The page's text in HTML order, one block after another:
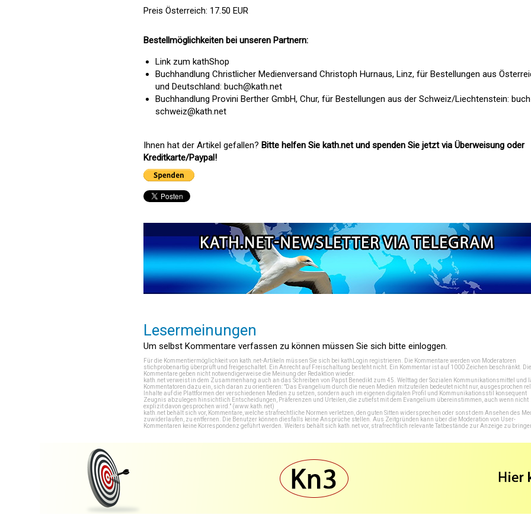
Preis Österreich: 17.50 EUR
Bestellmöglichkeiten bei unseren Partnern:
Link zum kathShop
Buchhandlung Christlicher Medienversand Christoph Hurnaus, Linz, für Bestellungen aus
und Deutschland: buch@kath.net
Buchhandlung Provini Berther GmbH, Chur, für Bestellungen aus der Schweiz/Liechtenstein:
schweiz@kath.net
Ihnen hat der Artikel gefallen? Bitte helfen Sie kath.net und spenden Sie jetzt via Überweisung oder
Kreditkarte/Paypal!
Lesermeinungen
Um selbst Kommentare verfassen zu können müssen Sie sich bitte einloggen.
Für die Kommentiermöglichkeit von kath.net-Artikeln müssen Sie sich bei kathLogin registrieren . Die Kommentare werden von Moderatoren
stichprobenartig überprüft und freigeschaltet. Ein Anrecht auf Freischaltung besteht nicht. Ein Kommentar ist auf 1000 Zeichen beschränkt. Die
Kommentare geben nicht notwendigerweise die Meinung der Redaktion wieder.
kath.net verweist in dem Zusammenhang auch an das Schreiben von Papst Benedikt zum 45. Welttag der Sozialen Kommunikationsmittel und
Kommentatoren dazu ein, sich daran zu orientieren: "Das Evangelium durch die neuen Medien mitzuteilen bedeutet nicht nur, ausgesprochen
Inhalte auf die Plattformen der verschiedenen Medien zu setzen, sondern auch im eigenen digitalen Profil und Kommunikationsstil konsequent
Zeugnis abzulegen hinsichtlich Entscheidungen, Präferenzen und Urteilen, die zutiefst mit dem Evangelium übereinstimmen, auch wenn nicht
explizit davon gesprochen wird." (www.kath.net)
kath.net behält sich vor, Kommentare, welche strafrechtliche Normen verletzen, den guten Sitten widersprechen oder sonst dem Ansehen des
zuwiderlaufen, zu entfernen. Die Benutzer können diesfalls keine Ansprüche stellen. Aus Zeitgründen kann über die Moderation von User-
Kommentaren keine Korrespondenz geführt werden. Weiters behält sich kath.net vor, strafrechtlich relevante Tatbestände zur Anzeige zu